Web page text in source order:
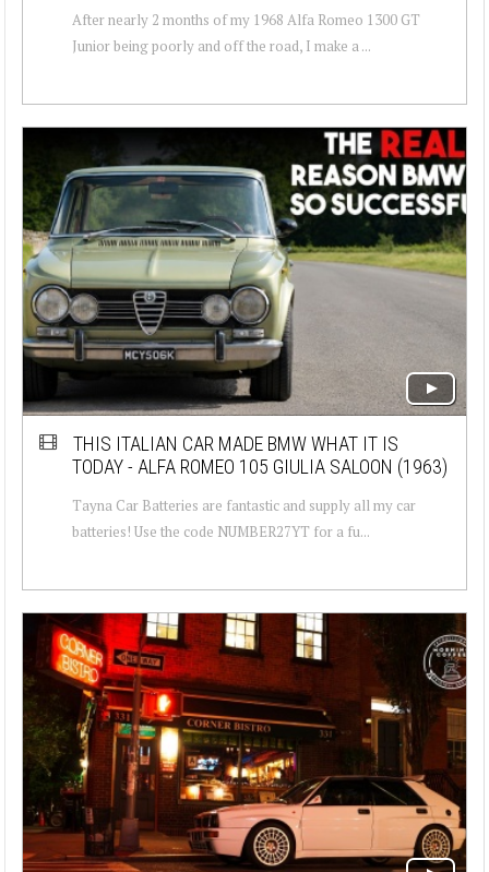
After nearly 2 months of my 1968 Alfa Romeo 1300 GT
Junior being poorly and off the road, I make a ...
THIS ITALIAN CAR MADE BMW WHAT IT IS
TODAY - ALFA ROMEO 105 GIULIA SALOON (1963)
Tayna Car Batteries are fantastic and supply all my car
batteries! Use the code NUMBER27YT for a fu...